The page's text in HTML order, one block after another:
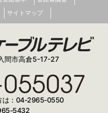
サイトマップ
間市高倉5-17-27
は：04-2965-0550
5432